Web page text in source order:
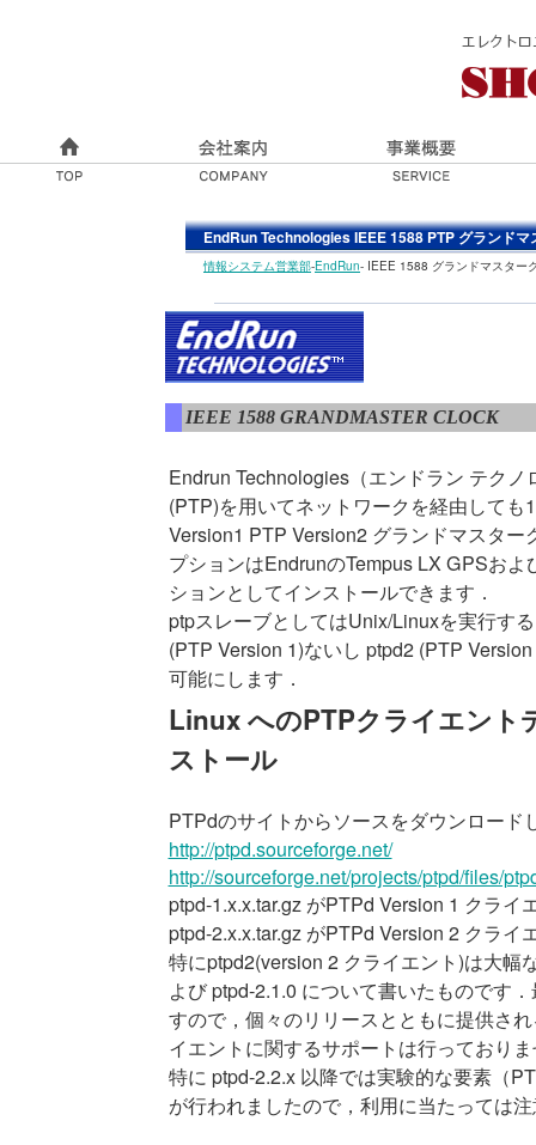
EndRun Technologies IEEE 1588 PTP グランドマ
情報システム営業部-EndRun- IEEE 1588 グランドマスター
IEEE 1588 GRANDMASTER CLOCK
Endrun Technologies（エンドラン テク
(PTP)を用いてネットワークを経由して
Version1 PTP Version2 グランドマスタ
プションはEndrunのTempus LX GPSお
ションとしてインストールできます．
ptpスレーブとしてはUnix/Linuxを実行す
(PTP Version 1)ないし ptpd2 (PTP
可能にします．
Linux へのPTPクライエント
ストール
PTPdのサイトからソースをダウンロード
http://ptpd.sourceforge.net/
http://sourceforge.net/projects/ptpd/files/
ptpd-1.x.x.tar.gz がPTPd Version 1 クライ
ptpd-2.x.x.tar.gz がPTPd Version 2 クライ
特にptpd2(version 2 クライエント)は大幅
よび ptpd-2.1.0 について書いたものです
すので，個々のリリースとともに提供さ
イエントに関するサポートは行っており
特に ptpd-2.2.x 以降では実験的な要素（
が行われましたので，利用に当たっては